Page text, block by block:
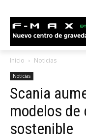
Inicio Noticias
Noticias
Scania
modelos
sostenible